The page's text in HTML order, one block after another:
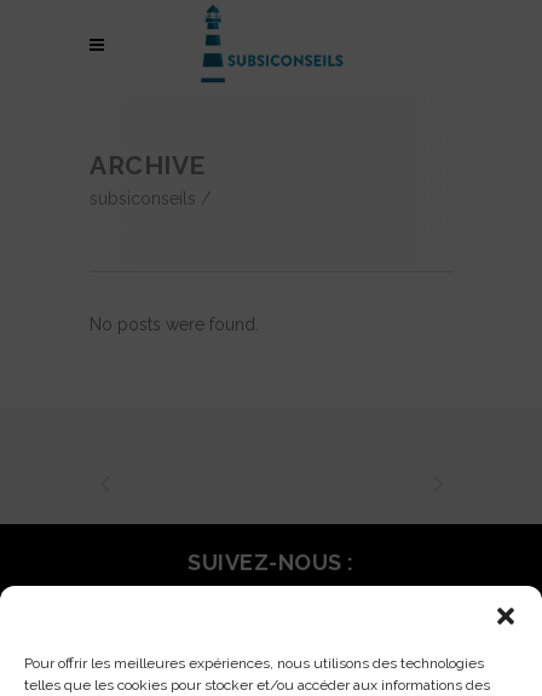
Pour offrir les meilleures expériences, nous utilisons des technologies
telles que les cookies pour stocker et/ou accéder aux informations des
ARCHIVE
subsiconseils /
No posts were found.
SUIVEZ-NOUS :